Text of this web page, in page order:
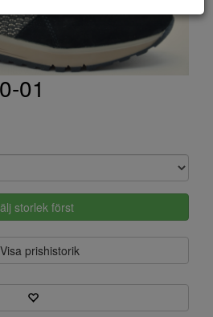
01
storlek först
prishistorik